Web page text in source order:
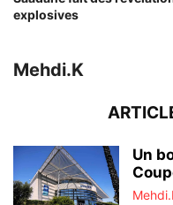
explosives
Mehdi.K
Un